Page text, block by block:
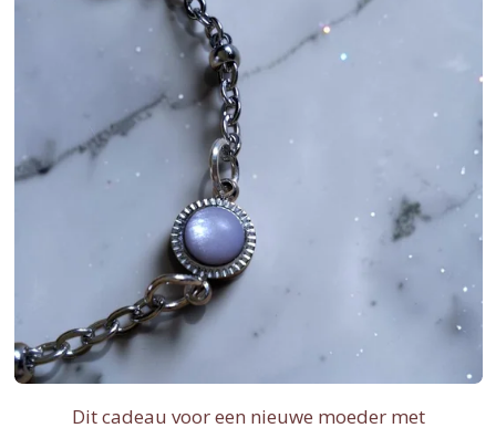
Dit cadeau voor een nieuwe moeder met